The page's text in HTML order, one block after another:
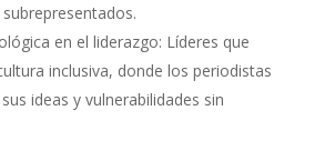
en el liderazgo: Líderes que
inclusiva, donde los periodistas
ideas y vulnerabilidades sin